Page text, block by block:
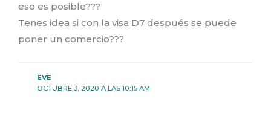
eso es posible???
Tenes idea si con la visa D7 después se puede
poner un comercio???
EVE
OCTUBRE 3, 2020 A LAS 10:15 AM